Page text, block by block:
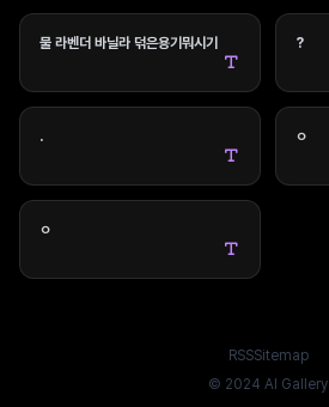
INSTALL APP
Download
물 라벤더 바닐라 덖은용기뭐시기 ?
. ㅇ
ㅇ
RSSSitemap
© 2024 AI Gallery